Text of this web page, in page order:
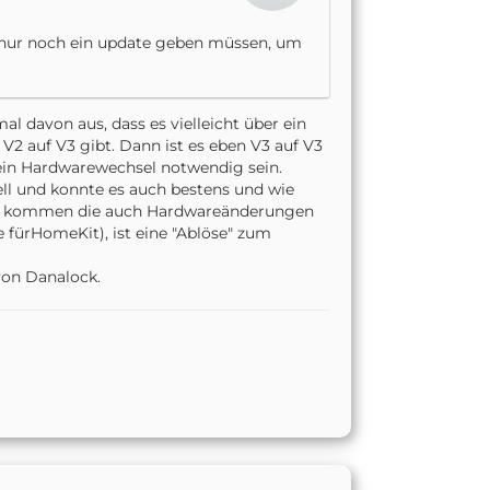
noch ein update geben müssen, um
davon aus, dass es vielleicht über ein
auf V3 gibt. Dann ist es eben V3 auf V3
Hardwarewechsel notwendig sein.
und konnte es auch bestens und wie
die auch Hardwareänderungen
ist eine "Ablöse" zum
Danalock.